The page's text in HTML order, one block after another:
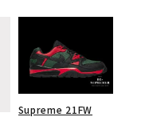
Supreme 21FW